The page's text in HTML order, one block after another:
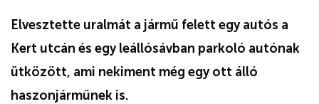
Elvesztette uralmát a jármű felett egy autós a
Kert utcán és egy leállósávban parkoló autónak
ütközött, ami nekiment még egy ott álló
haszonjárműnek is.